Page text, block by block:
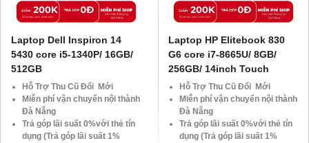
Laptop Dell Inspiron 14
5430 core i5-1340P/ 16GB/
512GB
Hỗ Trợ Thu Cũ Đổi Mới
Miễn phí vận chuyển nội thành
Đà Nẵng
Trả góp lãi suất 0%với thẻ tín
dụng (Trả góp lãi suất 1%
Laptop HP Elitebook 830
G6 core i7-8665U/ 8GB/
256GB/ 14inch Touch
Hỗ Trợ Thu Cũ Đổi Mới
Miễn phí vận chuyển nội thành
Đà Nẵng
Trả góp lãi suất 0%với thẻ tín
dụng (Trả góp lãi suất 1%